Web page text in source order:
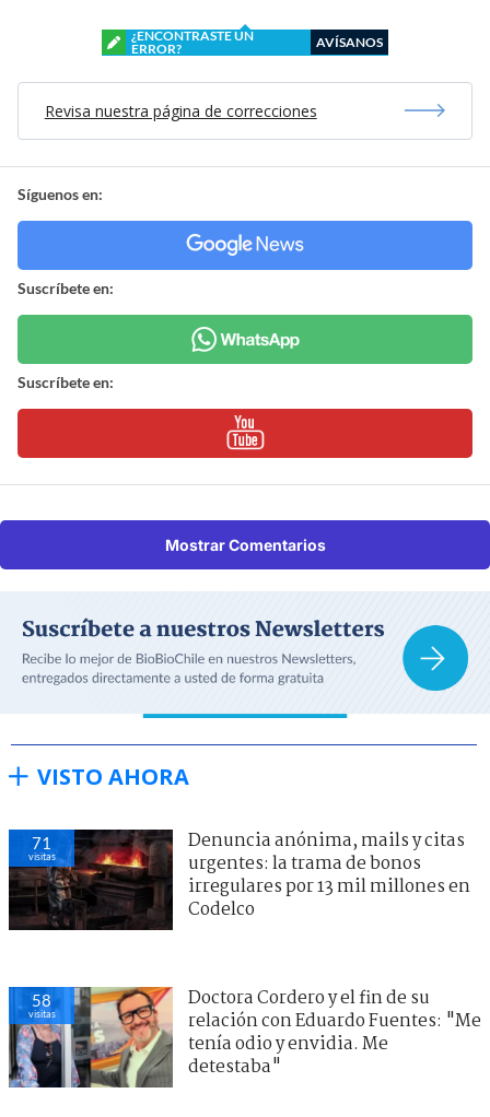
¿ENCONTRASTE UN
ERROR?
AVÍSANOS
Revisa nuestra página de correcciones
Síguenos en:
Suscríbete en:
Suscríbete en:
Mostrar Comentarios
VISTO AHORA
71
visitas
Denuncia anónima, mails y citas
urgentes: la trama de bonos
irregulares por 13 mil millones en
Codelco
58
visitas
Doctora Cordero y el fin de su
relación con Eduardo Fuentes: "Me
tenía odio y envidia. Me
detestaba"